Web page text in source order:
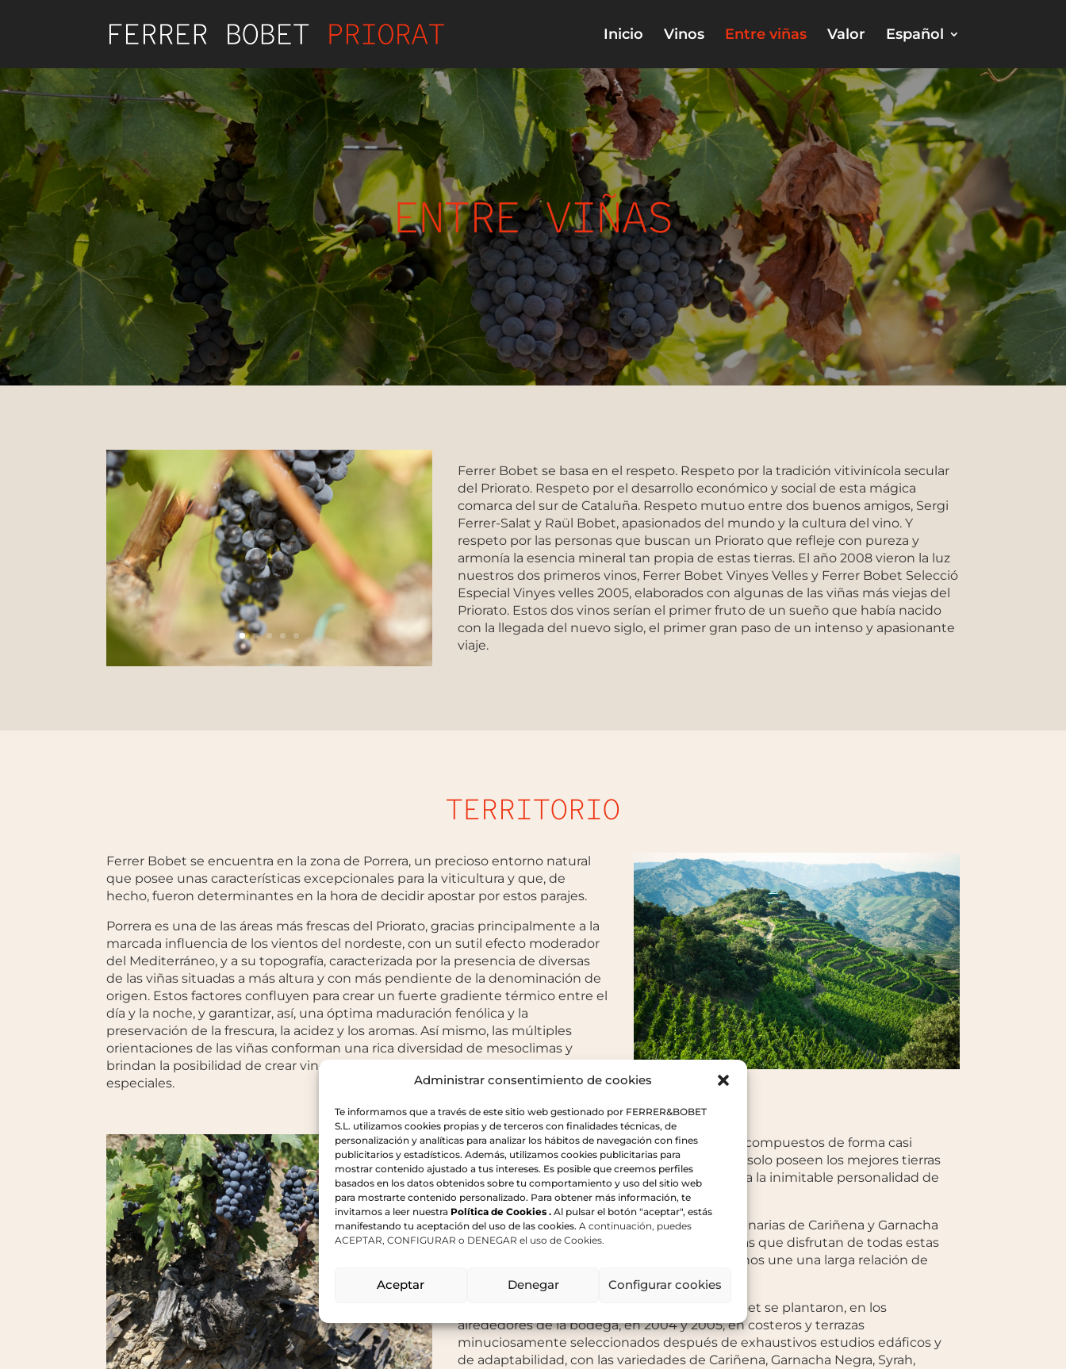
Administrar consentimiento de cookies
Te informamos que a través de este sitio web gestionado por FERRER&BOBET
S.L. utilizamos cookies propias y de terceros con finalidades técnicas, de
personalización y analíticas para analizar los hábitos de navegación con fines
publicitarios y estadísticos. Además, utilizamos cookies publicitarias para
mostrar contenido ajustado a tus intereses. Es posible que creemos perfiles
basados en los datos obtenidos sobre tu comportamiento y uso del sitio web
para mostrarte contenido personalizado. Para obtener más información, te
invitamos a leer nuestra Política de Cookies . Al pulsar el botón "aceptar", estás
manifestando tu aceptación del uso de las cookies. A continuación, puedes
ACEPTAR, CONFIGURAR o DENEGAR el uso de Cookies.
Aceptar Denegar Configurar cookies
Inicio Vinos Entre viñas Valor Español
ENTRE VIÑAS
Ferrer Bobet se basa en el respeto. Respeto por la tradición vitivinícola secular
del Priorato. Respeto por el desarrollo económico y social de esta mágica
comarca del sur de Cataluña. Respeto mutuo entre dos buenos amigos, Sergi
Ferrer-Salat y Raül Bobet, apasionados del mundo y la cultura del vino. Y
respeto por las personas que buscan un Priorato que refleje con pureza y
armonía la esencia mineral tan propia de estas tierras. El año 2008 vieron la luz
nuestros dos primeros vinos, Ferrer Bobet Vinyes Velles y Ferrer Bobet Selecció
Especial Vinyes velles 2005, elaborados con algunas de las viñas más viejas del
Priorato. Estos dos vinos serían el primer fruto de un sueño que había nacido
con la llegada del nuevo siglo, el primer gran paso de un intenso y apasionante
viaje.
TERRITORIO
Ferrer Bobet se encuentra en la zona de Porrera, un precioso entorno natural
que posee unas características excepcionales para la viticultura y que, de
hecho, fueron determinantes en la hora de decidir apostar por estos parajes.
Porrera es una de las áreas más frescas del Priorato, gracias principalmente a la
marcada influencia de los vientos del nordeste, con un sutil efecto moderador
del Mediterráneo, y a su topografía, caracterizada por la presencia de diversas
de las viñas situadas a más altura y con más pendiente de la denominación de
origen. Estos factores confluyen para crear un fuerte gradiente térmico entre el
día y la noche, y garantizar, así, una óptima maduración fenólica y la
preservación de la frescura, la acidez y los aromas. Así mismo, las múltiples
orientaciones de las viñas conforman una rica diversidad de mesoclimas y
brindan la posibilidad de crear vinos de una complejidad y elegancia
especiales.
A todo esto tenemos que añadir unos suelos compuestos de forma casi
exclusiva de pizarra, la proverbial licorella, que solo poseen los mejores tierras
del Priorato, y que contribuyen de forma vital a la inimitable personalidad de
los vinos.
Hasta el día de hoy hemos usado cepas centenarias de Cariñena y Garnacha
Negra, procedentes de unas viñas privilegiadas que disfrutan de todas estas
cualidades, con los propietarios de las cuales nos une una larga relación de
amistad, afecto y respeto.
Paralelamente, las viñas propias de Ferrer Bobet se plantaron, en los
alrededores de la bodega, en 2004 y 2005, en costeros y terrazas
minuciosamente seleccionados después de exhaustivos estudios edáficos y
de adaptabilidad, con las variedades de Cariñena, Garnacha Negra, Syrah,